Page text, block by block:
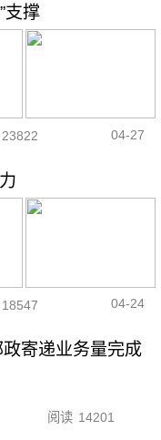
支撑
23822 04-27
18547 04-24
寄递业务量完成
阅读 14201